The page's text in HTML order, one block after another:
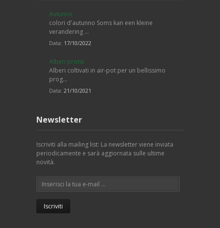
Autunno
colori d'autunno Soms kan een kleine
verandering …
Data: 17/10/2022
Alberi pronti
Alberi coltivati in air-pot per un bellissimo
prog…
Data: 21/10/2021
Newsletter
Iscriviti alla mailing list: La newsletter viene inviata
periodicamente e sarà aggiornata sulle ultime
novità.